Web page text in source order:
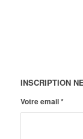
INSCRIPTION
Votre email*